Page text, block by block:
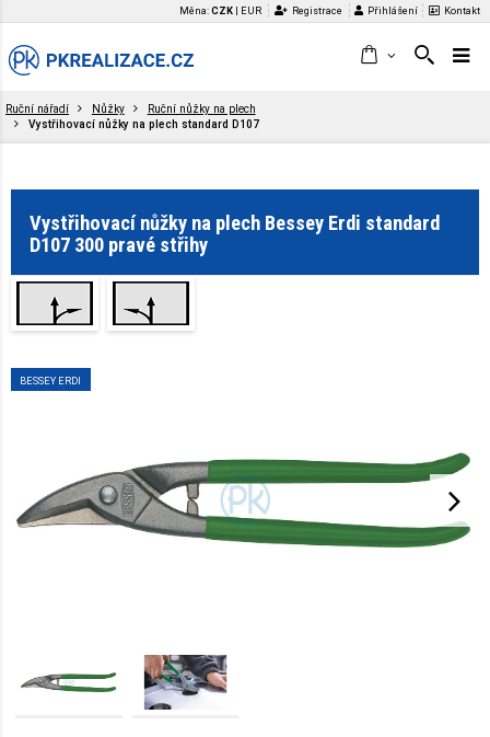
Měna:CZK EUR Registrace Přihlášení Kontakt
Ruční nářadí Nůžky
Ruční nůžky na plech
Vystřihovací nůžky na plech standard D107
Vystřihovací nůžky na plech Bessey Erdi standard
D107 300 pravé střihy
BESSEY ERDI